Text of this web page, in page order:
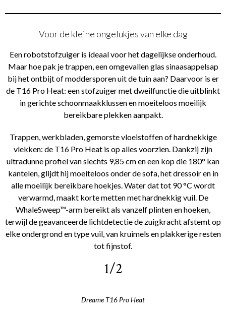
Voor de kleine ongelukjes van elke dag
Een robotstofzuiger is ideaal voor het dagelijkse onderhoud.
Maar hoe pak je trappen, een omgevallen glas sinaasappelsap
bij het ontbijt of moddersporen uit de tuin aan? Daarvoor is er
de T16 Pro Heat: een stofzuiger met dweilfunctie die uitblinkt
in gerichte schoonmaakklussen en moeiteloos moeilijk
bereikbare plekken aanpakt.
Trappen, werkbladen, gemorste vloeistoffen of hardnekkige
vlekken: de T16 Pro Heat is op alles voorzien. Dankzij zijn
ultradunne profiel van slechts 9,85 cm en een kop die 180° kan
kantelen, glijdt hij moeiteloos onder de sofa, het dressoir en in
alle moeilijk bereikbare hoekjes. Water dat tot 90 °C wordt
verwarmd, maakt korte metten met hardnekkig vuil. De
WhaleSweep™-arm bereikt als vanzelf plinten en hoeken,
terwijl de geavanceerde lichtdetectie de zuigkracht afstemt op
elke ondergrond en type vuil, van kruimels en plakkerige resten
tot fijnstof.
1/2
Dreame T16 Pro Heat